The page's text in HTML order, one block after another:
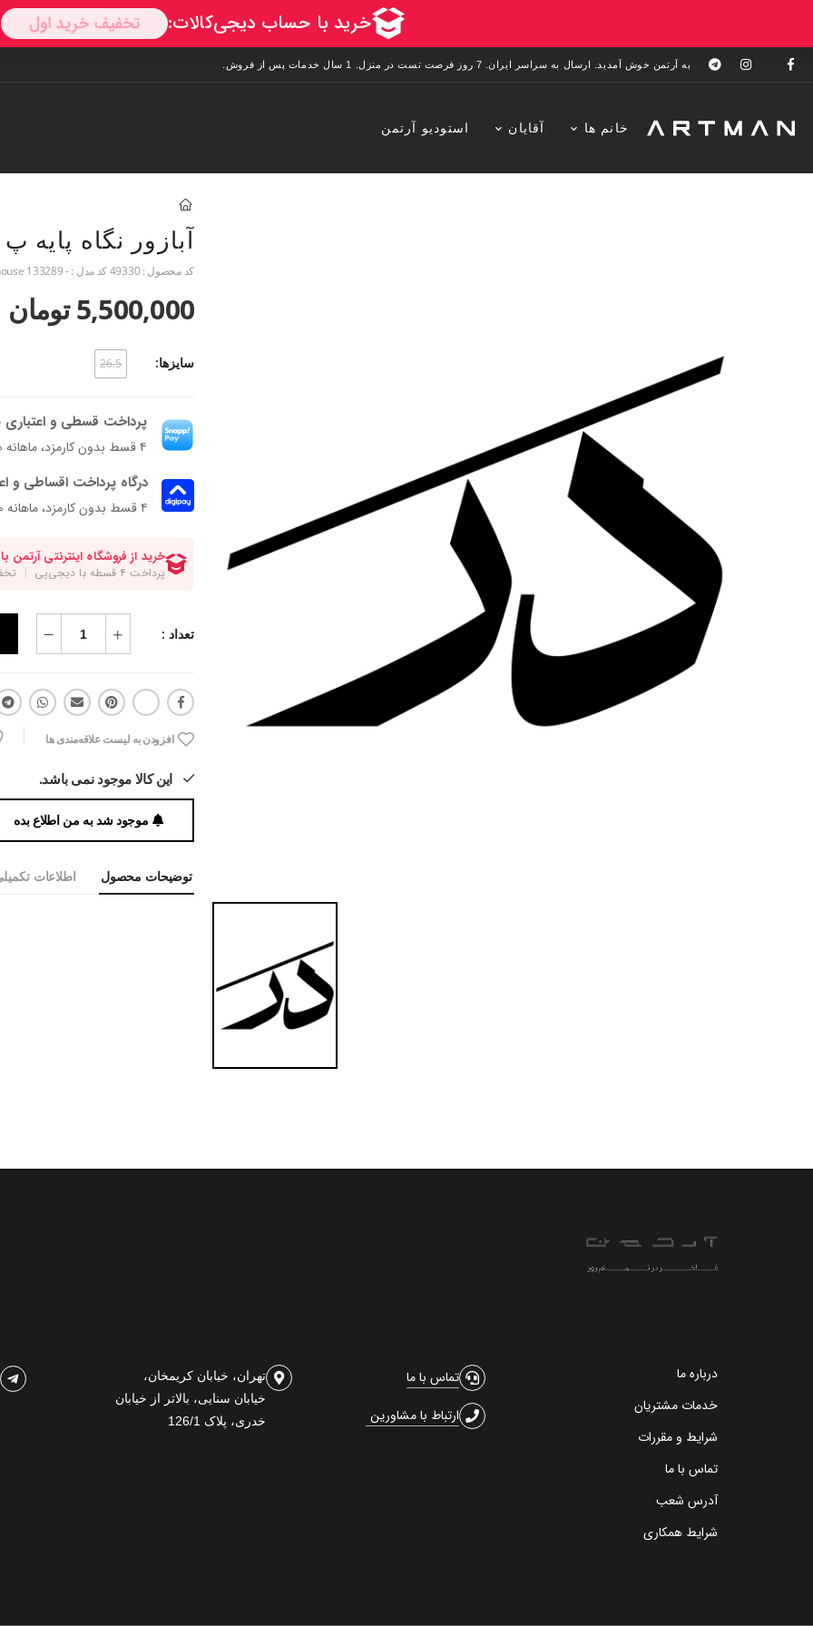
به آرتمن خوش آمدید. ارسال به سراسر ایران. 7 روز فرصت تست در منزل. 1 سال خدمات پس از فروش.
خانم ها آقایان استودیو آرتمن
آبازور نگاه پایه پ
کد محصول :49330کد مدل :- house 133289
5,500,000 تومان
سایزها: 26.5
پرداخت قسطی و اعتباری
۴ قسط بدون کارمزد، ماهانه ۱٬۳۷۵٬۰۰۰ تومان
درگاه پرداخت اقساطی و
۴ قسط بدون کارمزد، ماهانه 1,375,000 تومان
تعداد :
افزودن به لیست علاقه‌مندی ها
این کالا موجود نمی باشد.
موجود شد به من اطلاع بده
توضیحات محصول اطلاعات
درباره ما
خدمات مشتریان
شرایط و مقررات
تماس با ما
آدرس شعب
شرایط همکاری
تماس با ما
ارتباط با مشاورین
تهران، خیابان کریمخان،
خیابان سنایی، بالاتر از خیابان
خدری، پلاک 126/1